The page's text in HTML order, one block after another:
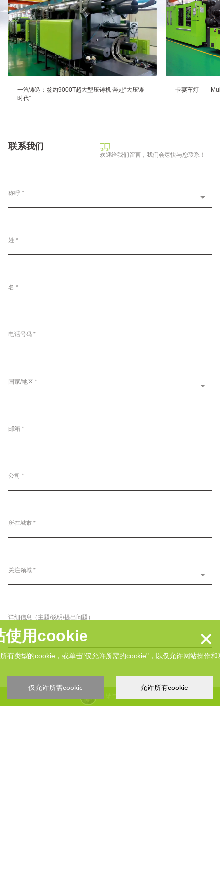
×
使用cookie
有类型的cookie，或单击"仅允许所需的cookie"，以仅允许网站操作
仅允许所需cookie 允许所有cookie
一汽铸造：签约9000T超大型压铸机 奔赴“大压铸
时代”
卡宴车灯
联系我们
欢迎给我们留言，我们会尽快与您联系！
称呼 *
姓 *
名 *
电话号码 *
国家/地区 *
邮箱 *
公司 *
所在城市 *
关注领域 *
详细信息（主题/说明/提出问题）
请与我们联系